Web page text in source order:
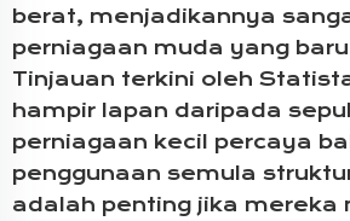
berat, menjadikannya
perniagaan muda yang
Tinjauan terkini oleh
hampir lapan daripada
perniagaan kecil percaya
penggunaan semula
adalah penting jika mereka